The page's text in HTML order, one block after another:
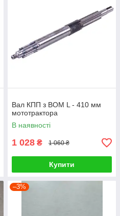
Вал КПП з ВОМ L - 410 мм
мототрактора
В наявності
1 028 ₴ 1 060 ₴
Купити
–3%